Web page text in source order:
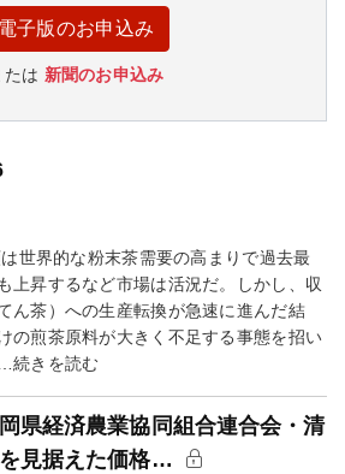
電子版のお申込み
たは 新聞のお申込み
世界的な粉末茶需要の高まりで過去最
上昇するなど市場は活況だ。しかし、収
ん茶）への生産転換が急速に進んだ結
の煎茶原料が大きく不足する事態を招い
続きを読む
県経済農業協同組合連合会・清
見据えた価格…